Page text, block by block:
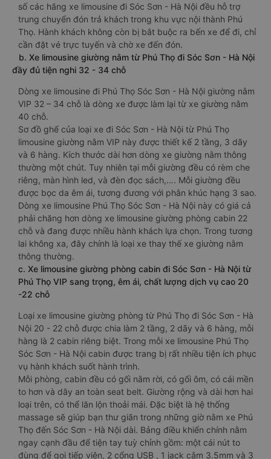
số các hãng xe limousine đi Sóc Sơn - Hà Nội đều hỗ trợ
trung chuyển đón trả khách trong khu vực nội thành Phú
Thọ. Hành khách không còn bị bắt buộc ra bến xe để đi, chỉ
cần đặt vé trực tuyến và chờ xe đến đón.
b. Xe limousine giường nằm từ Phú Thọ đi Sóc Sơn - Hà Nội
đầy đủ tiện nghi 32 - 34 chỗ
Dòng xe limousine đi Phú Thọ Sóc Sơn - Hà Nội giường nằm
VIP 32 – 34 chỗ là dòng xe được làm lại từ xe giường nằm
40 chỗ.
Sơ đồ ghế của loại xe đi Sóc Sơn - Hà Nội từ Phú Thọ
limousine giường nằm VIP này được thiết kế 2 tầng, 3 dãy
và 6 hàng. Kích thước dài hơn dòng xe giường nằm thông
thường một chút. Tuy nhiên tại mỗi giường đều có rèm che
riêng, màn hình led, và đèn đọc sách,…. Mỗi giường đều
được bọc da êm ái, tương đương với phân khúc hạng 3 sao.
Dòng xe limousine Phú Thọ Sóc Sơn - Hà Nội này có giá cả
phải chăng hơn dòng xe limousine giường phòng cabin 22
chỗ và đang được nhiều hành khách lựa chọn. Trong tương
lai không xa, đây chính là loại xe thay thế xe giường nằm
thông thường.
c. Xe limousine giường phòng cabin đi Sóc Sơn - Hà Nội từ
Phú Thọ VIP sang trọng, êm ái, chất lượng dịch vụ cao 20
-22 chỗ
Loại xe limousine giường phòng từ Phú Thọ đi Sóc Sơn - Hà
Nội 20 - 22 chỗ được chia làm 2 tầng, 2 dãy và 6 hàng, mỗi
hàng là 2 cabin riêng biệt. Trong mỗi xe limousine Phú Thọ
Sóc Sơn - Hà Nội cabin được trang bị rất nhiều tiện ích phục
vụ hành khách suốt hành trình.
Mỗi phòng, cabin đều có gối nằm rời, có gối ôm, có cái mền
to hơn và dây an toàn seat belt. Giường rộng và dài hơn hai
loại trên, có thể lăn lộn thoải mái. Đặc biệt là hệ thống
massage sẽ giúp bạn thư giãn trong những giờ nằm xe Phú
Thọ đến Sóc Sơn - Hà Nội dài. Bảng điều khiển chính nằm
ngay cạnh đầu để tiện tay tuỳ chỉnh gồm: một cái nút to
đùng để gọi tiếp viên, 2 cổng USB , 1 jack cắm 3.5mm và 3